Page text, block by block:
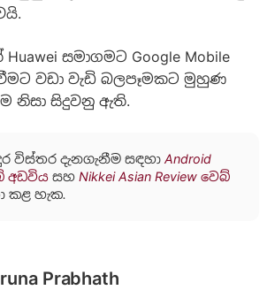
සමාගමට Google Mobile
වීමට වඩා වැඩි බලපෑමකට මුහුණ
නිසා සිදුවනු ඇති.
විස්තර දැනගැනීම සඳහා Android
අඩවියසහ Nikkei Asian Review වෙබ්
කළ හැක.
Prabhath